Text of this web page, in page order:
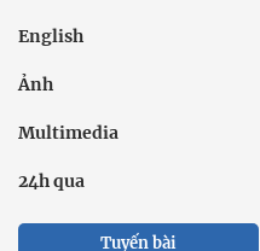
English
Ảnh
Multimedia
24h qua
Tuyến bài